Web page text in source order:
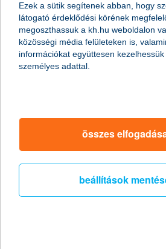
A Global Finance magazin ismét a K&H
kereskedelemfinanszírozási bank címet
Trade Finance Provider in Hungary
Ezek a sütik segítenek abban, hogy
látogató érdeklődési körének
megoszthassuk a kh.hu weboldalon
közösségi média felületeken is,
információkat együttesen
személyes adattal.
összes
beállítások